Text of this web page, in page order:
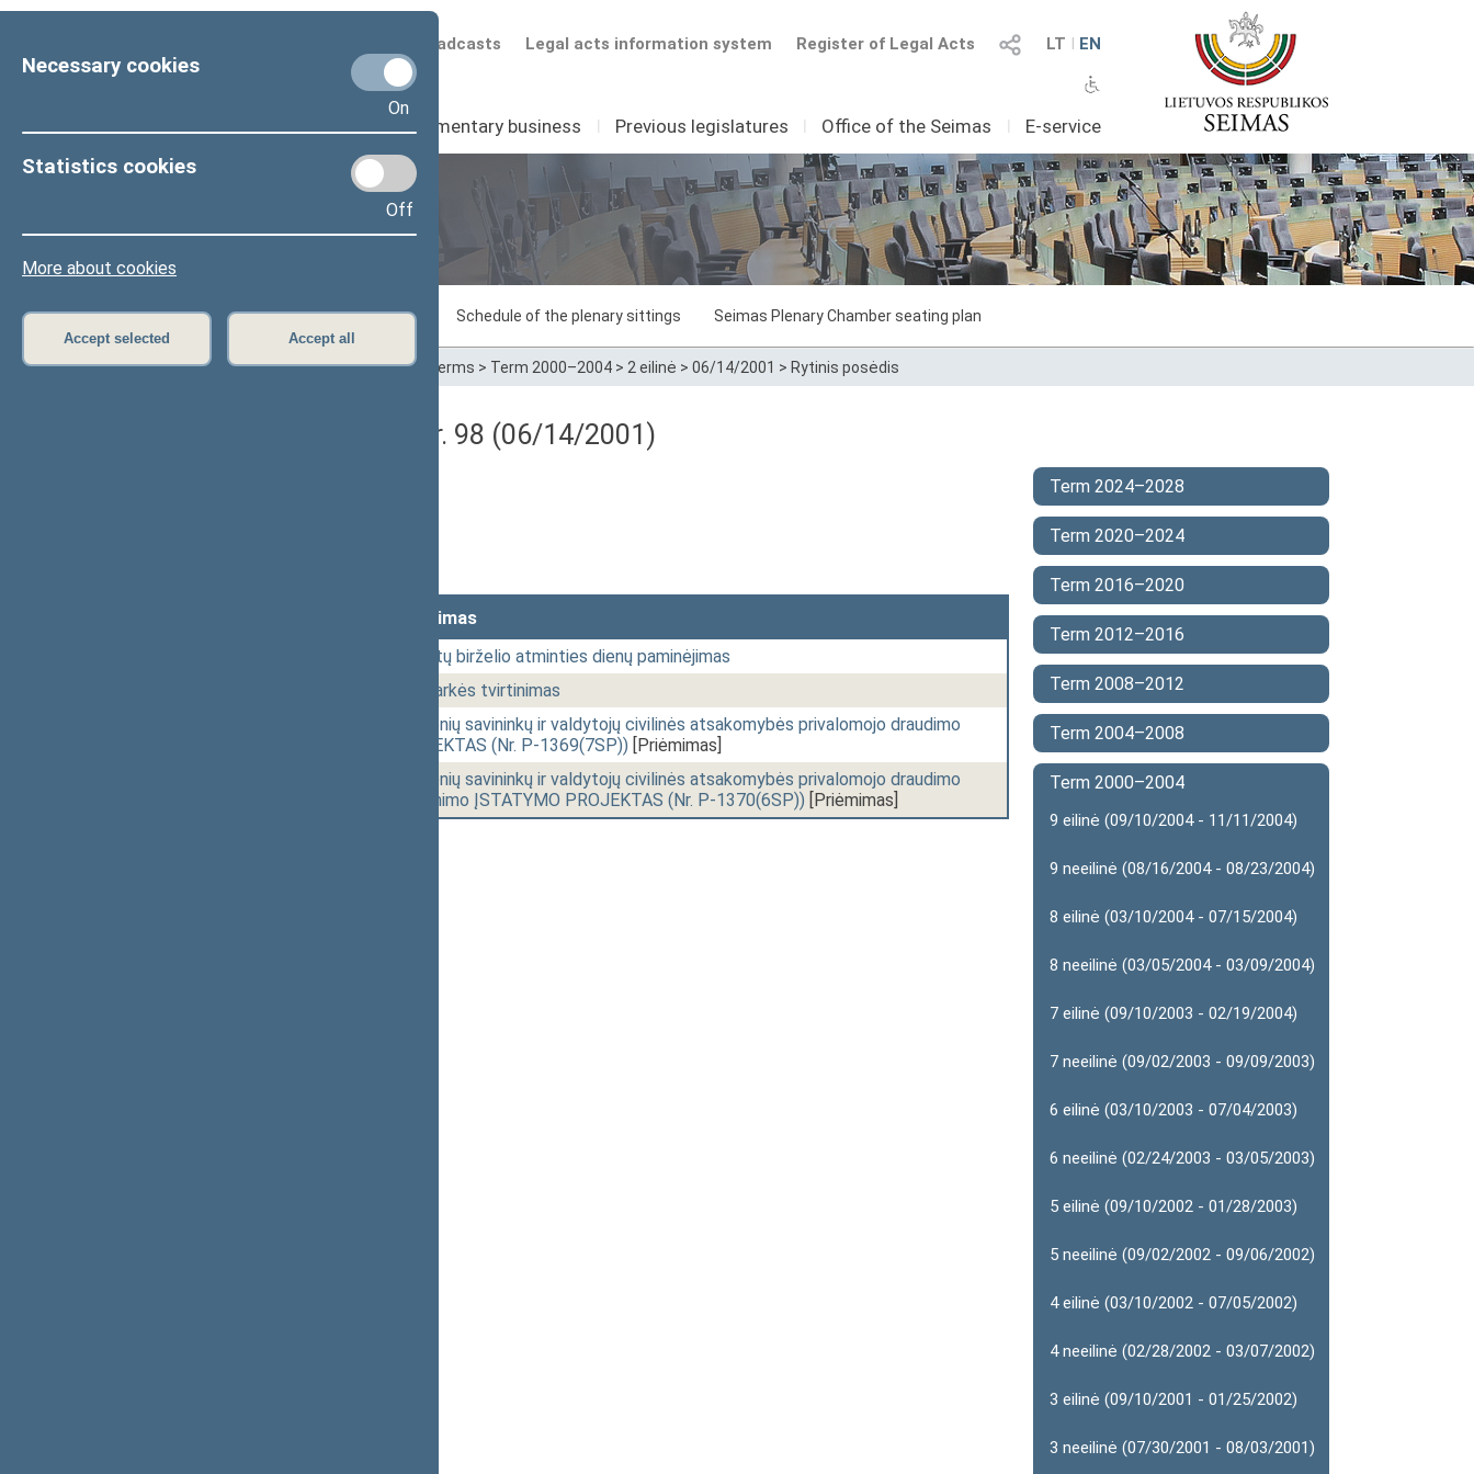
Necessary cookies
On
Statistics cookies
Off
More about cookies
Accept selected Accept all
LT I EN
Register of Legal Acts
Legal acts information system
Scheduled broadcasts
Seimas I Parliamentary business I Previous legislatures I Office of the Seimas I E-service
Sitting in progress Plenary sittings Schedule of the plenary sittings Seimas Plenary Chamber seating plan
Home>Plenary sittings>Parliamentary terms > Term 2000–2004 > 2 eilinė > 06/14/2001 > Rytinis posėdis
Seimo rytinis posėdis Nr. 98 (06/14/2001)
Svarstytas klausimas
Tragiško 1941 metų birželio atminties dienų paminėjimas
Posėdžio darbotvarkės tvirtinimas
Transporto priemonių savininkų ir valdytojų civilinės atsakomybės privalomojo draudimo
ĮSTATYMO PROJEKTAS (Nr. P-1369(7SP)) [Priėmimas]
Transporto priemonių savininkų ir valdytojų civilinės atsakomybės privalomojo draudimo
įstatymo įgyvendinimo ĮSTATYMO PROJEKTAS (Nr. P-1370(6SP)) [Priėmimas]
Term 2024–2028
Term 2020–2024
Term 2016–2020
Term 2012–2016
Term 2008–2012
Term 2004–2008
Term 2000–2004
9 eilinė (09/10/2004 - 11/11/2004)
9 neeilinė (08/16/2004 - 08/23/2004)
8 eilinė (03/10/2004 - 07/15/2004)
8 neeilinė (03/05/2004 - 03/09/2004)
7 eilinė (09/10/2003 - 02/19/2004)
7 neeilinė (09/02/2003 - 09/09/2003)
6 eilinė (03/10/2003 - 07/04/2003)
6 neeilinė (02/24/2003 - 03/05/2003)
5 eilinė (09/10/2002 - 01/28/2003)
5 neeilinė (09/02/2002 - 09/06/2002)
4 eilinė (03/10/2002 - 07/05/2002)
4 neeilinė (02/28/2002 - 03/07/2002)
3 eilinė (09/10/2001 - 01/25/2002)
3 neeilinė (07/30/2001 - 08/03/2001)